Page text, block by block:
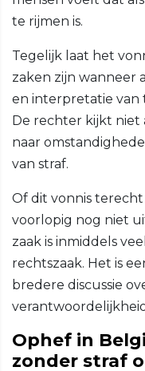
te rijmen is.
Tegelijk laat het
zaken zijn wanneer
en interpretatie van
De rechter kijkt niet
naar
van straf.
Of dit vonnis terecht
voorlopig nog niet
zaak is inmiddels
rechtszaak. Het is
bredere discussie
Ophef in
zonder straf